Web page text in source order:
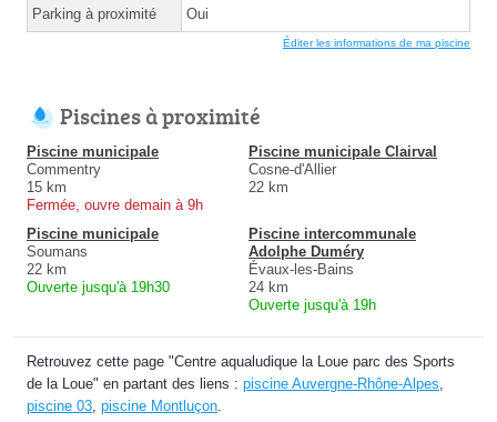
Parking à proximité Oui
Éditer les informations de ma piscine
Piscines à proximité
Piscine municipale
Commentry
15 km
Fermée, ouvre demain à 9h
Piscine municipale Clairval
Cosne-d'Allier
22 km
Piscine municipale
Soumans
22 km
Ouverte jusqu'à 19h30
Piscine intercommunale
Adolphe Duméry
Évaux-les-Bains
24 km
Ouverte jusqu'à 19h
Retrouvez cette page "Centre aqualudique la Loue parc des Sports
de la Loue" en partant des liens : piscine Auvergne-Rhône-Alpes,
piscine 03, piscine Montluçon.